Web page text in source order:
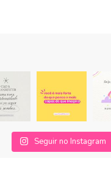
Seguir no Instagram